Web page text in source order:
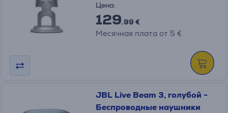
Цена:
129.99 €
Месячная плата от 5 €
JBL Live Beam 3, голубой -
Беспроводные наушники